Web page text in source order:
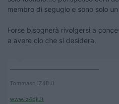
membro di segugio e sono solo
Forse bisognerà rivolgersi a
a avere cio che si desidera.
Tommaso IZ4DJI
www.iz4dji.it